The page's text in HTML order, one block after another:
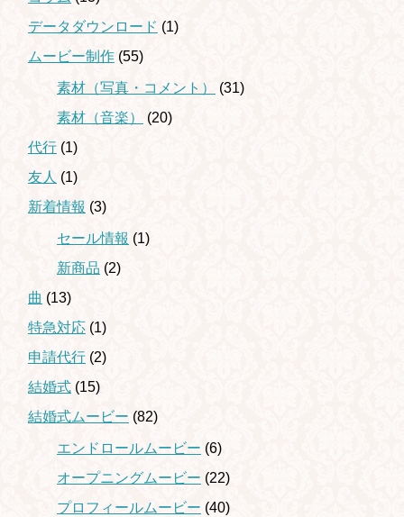
データダウンロード (1)
ムービー制作 (55)
素材（写真・コメント）
(31)
素材（音楽）
(20)
代行 (1)
友人 (1)
新着情報 (3)
セール情報 (1)
新商品 (2)
曲 (13)
特急対応 (1)
申請代行 (2)
結婚式 (15)
結婚式ムービー (82)
エンドロールムービー (6)
オープニングムービー (22)
プロフィールムービー (40)